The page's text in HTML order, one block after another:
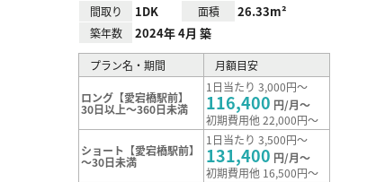
間取り 1DK 面積 26.33m²
築年数 2024年 4月 築
プラン名・期間 月額目安
ロング【愛宕橋駅前】
30日以上～360日未満
1日当たり 3,000円～
116,400 円/月～
初期費用他 22,000円～
ショート【愛宕橋駅前】
～30日未満
1日当たり 3,500円～
131,400 円/月～
初期費用他 16,500円～